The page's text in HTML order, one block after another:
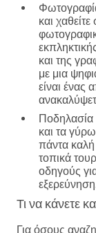
και
και της
με μια
είναι ένας
Ποδηλασία
και τα
πάντα καλή
τοπικά
οδηγούς
Τι να κάνετε
Για όσους